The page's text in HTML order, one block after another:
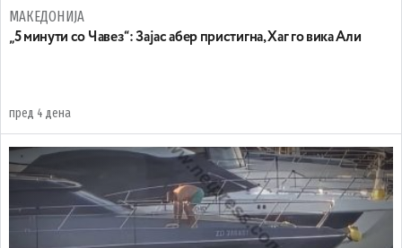
МАКЕДОНИЈА
„5 минути со Чавез“: Зајас абер пристигна, Хаг го вика Али
пред 4 дена